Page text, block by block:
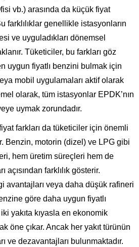
vb.) arasında da küçük fiyat
farklılıklar genellikle istasyonların
ve uyguladıkları dönemsel
Tüketiciler, bu farkları göz
uygun fiyatlı benzini bulmak için
mobil uygulamaları aktif olarak
olarak, tüm istasyonlar EPDK’nın
uymak zorundadır.
farkları da tüketiciler için önemli
Benzin, motorin (dizel) ve LPG gibi
hem üretim süreçleri hem de
farklılık gösterir.
avantajları veya daha düşük rafineri
göre daha uygun fiyatlı
yakıta kıyasla en ekonomik
öne çıkar. Ancak her yakıt türünün
ve dezavantajları bulunmaktadır.